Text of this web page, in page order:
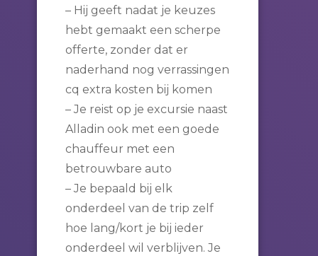
– Hij geeft nadat je keuzes
hebt gemaakt een scherpe
offerte, zonder dat er
naderhand nog verrassingen
cq extra kosten bij komen
– Je reist op je excursie naast
Alladin ook met een goede
chauffeur met een
betrouwbare auto
– Je bepaald bij elk
onderdeel van de trip zelf
hoe lang/kort je bij ieder
onderdeel wil verblijven. Je